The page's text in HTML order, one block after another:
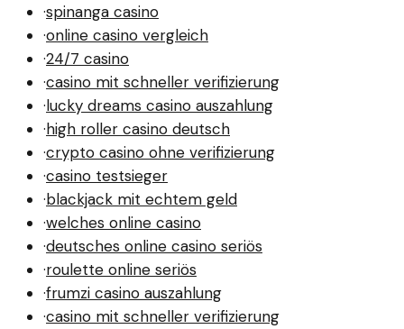
·spinanga casino
·online casino vergleich
·24/7 casino
·casino mit schneller verifizierung
·lucky dreams casino auszahlung
·high roller casino deutsch
·crypto casino ohne verifizierung
·casino testsieger
·blackjack mit echtem geld
·welches online casino
·deutsches online casino seriös
·roulette online seriös
·frumzi casino auszahlung
·casino mit schneller verifizierung